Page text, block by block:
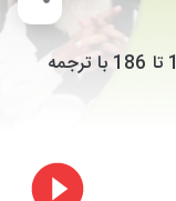
قرآن با ترجمه بلوچی - سوره بقره آیه 182 تا 186 با ترجمه